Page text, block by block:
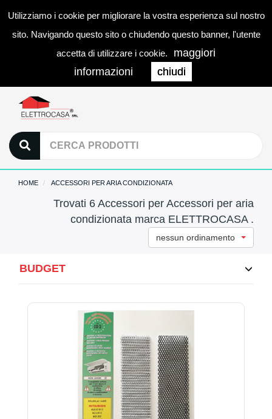
Utilizziamo i cookie per migliorare la vostra esperienza sul nostro
sito. Navigando questo sito o chiudendo questo banner, l'utente
accetta di utilizzare i cookie.
maggiori
informazioni
chiudi
0
HOME ACCESSORI PER ARIA CONDIZIONATA
Trovati 6 Accessori per Accessori per aria
condizionata marca ELETTROCASA .
nessun ordinamento
BUDGET